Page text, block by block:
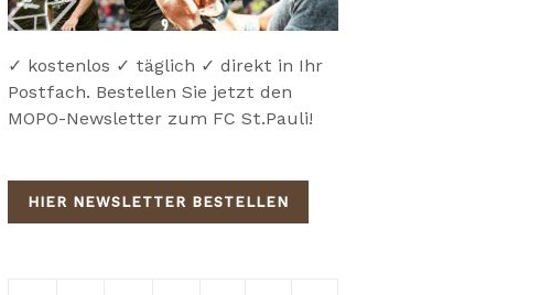
✓ kostenlos ✓ täglich ✓ direkt in Ihr
Postfach. Bestellen Sie jetzt den
MOPO-Newsletter zum FC St.Pauli!
HIER NEWSLETTER BESTELLEN